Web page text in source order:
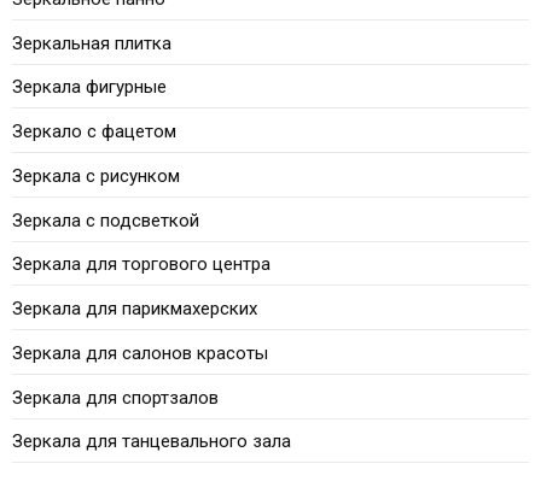
Зеркальная плитка
Зеркала фигурные
Зеркало с фацетом
Зеркала с рисунком
Зеркала с подсветкой
Зеркала для торгового центра
Зеркала для парикмахерских
Зеркала для салонов красоты
Зеркала для спортзалов
Зеркала для танцевального зала